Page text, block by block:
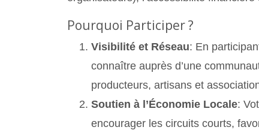
Pourquoi Participer ?
Visibilité et Réseau: En
connaître auprès d’une
producteurs, artisans et
Soutien à l’Économie Locale:
encourager les circuits courts,